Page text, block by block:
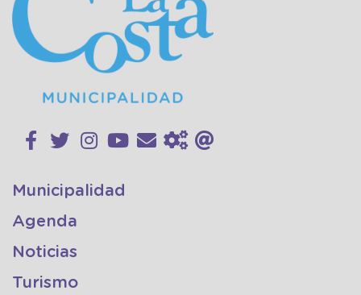
Municipalidad
Agenda
Noticias
Turismo